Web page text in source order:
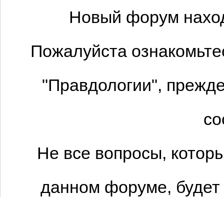
Новый форум
Пожалуйста
"Правдологии",
Не все вопросы,
данном форуме,